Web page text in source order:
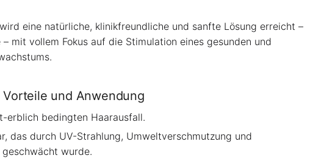
eine natürliche, klinikfreundliche und sanfte Lösung erreicht –
mit vollem Fokus auf die Stimulation eines gesunden und
und Anwendung
erblich bedingten Haarausfall.
das durch UV-Strahlung, Umweltverschmutzung und
wurde.